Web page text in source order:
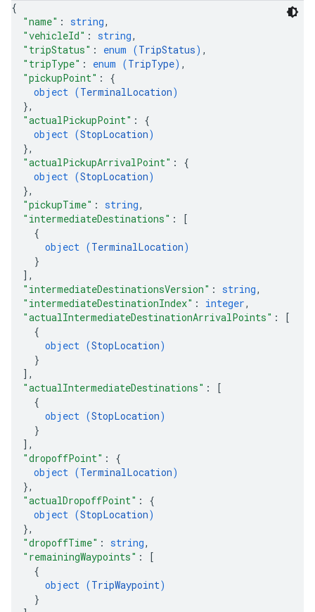
{
"name" : string,
"vehicleId" : string,
"tripStatus" : enum (TripStatus) ,
"tripType" : enum (TripType) ,
"pickupPoint" : {
object (TerminalLocation)
},
"actualPickupPoint" : {
object (StopLocation)
},
"actualPickupArrivalPoint" : {
object (StopLocation)
},
"pickupTime" : string,
"intermediateDestinations" :
[
{
object (TerminalLocation)
}
] ,
"intermediateDestinationsVersion" : string,
"intermediateDestinationIndex" : integer,
"actualIntermediateDestinationArrivalPoints" :
[
{
object (StopLocation)
}
] ,
"actualIntermediateDestinations" :
[
{
object (StopLocation)
}
] ,
"dropoffPoint" : {
object (TerminalLocation)
},
"actualDropoffPoint" : {
object (StopLocation)
},
"dropoffTime" : string,
"remainingWaypoints" :
[
{
object (TripWaypoint)
}